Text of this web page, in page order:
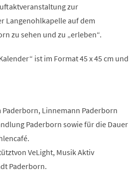
zur
Langenohlkapelle auf dem
zu sehen und zu „erleben“.
ist im Format 45 x 45 cm und
Paderborn, Linnemann Paderborn
Paderborn sowie für die Dauer
VeLight, Musik Aktiv
Paderborn.